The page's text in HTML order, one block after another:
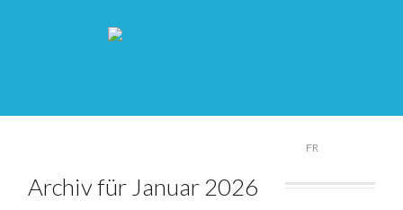
FR
Archiv für Januar 2026